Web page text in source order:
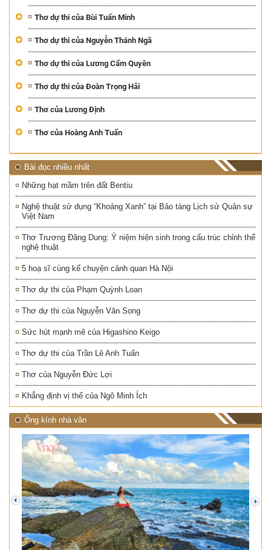
Thơ dự thi của Bùi Tuấn Minh
Thơ dự thi của Nguyễn Thánh Ngã
Thơ dự thi của Lương Cẩm Quyên
Thơ dự thi của Đoàn Trọng Hải
Thơ của Lương Định
Thơ của Hoàng Anh Tuấn
Bài đọc nhiều nhất
Những hạt mầm trên đất Bentiu
Nghệ thuật sử dụng “Khoảng Xanh” tại Bảo tàng Lịch sử Quân sự
Việt Nam
Thơ Trương Đăng Dung: Ý niệm hiện sinh trong cấu trúc chỉnh thể
nghệ thuật
5 hoạ sĩ cùng kể chuyện cảnh quan Hà Nội
Thơ dự thi của Phạm Quỳnh Loan
Thơ dự thi của Nguyễn Văn Song
Sức hút mạnh mẽ của Higashino Keigo
Thơ dự thi của Trần Lê Anh Tuấn
Thơ của Nguyễn Đức Lợi
Khẳng định vị thế của Ngô Minh Ích
Ống kính nhà văn
prev next